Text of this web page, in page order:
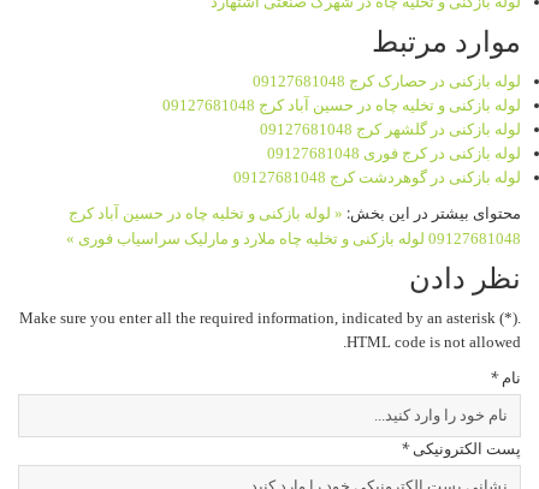
موارد مرتبط
لوله بازکنی در حصارک کرج 09127681048
لوله بازکنی و تخلیه چاه در حسین آباد کرج 09127681048
لوله بازکنی در گلشهر کرج 09127681048
لوله بازکنی در کرج فوری 09127681048
لوله بازکنی در گوهردشت کرج 09127681048
محتوای بیشتر در این بخش: « لوله بازکنی و تخلیه چاه در حسین آباد کرج
09127681048 لوله بازکنی و تخلیه چاه ملارد و مارلیک سراسیاب فوری »
نظر دادن
Make sure you enter all the required information, indicated by an asterisk (*).
HTML code is not allowed.
نام*
پست الکترونیکی*